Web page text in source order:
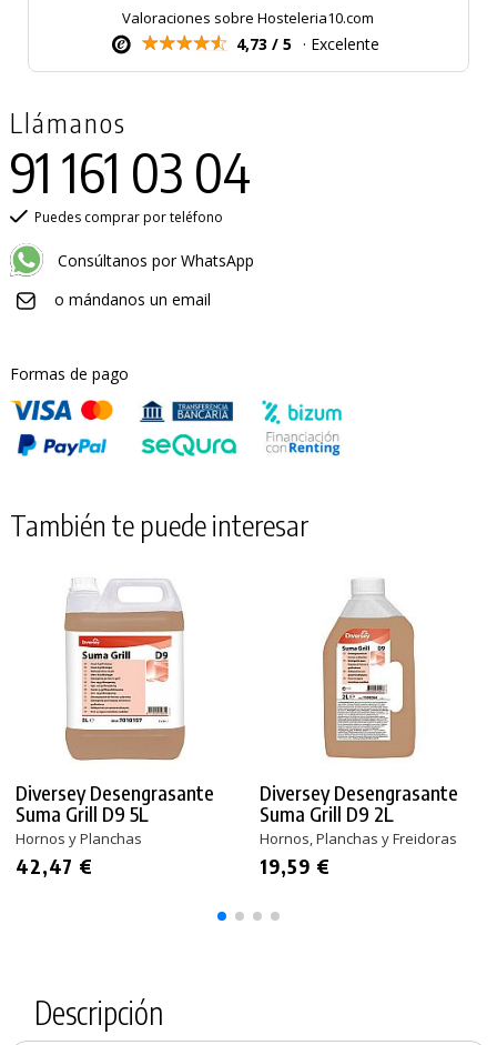
Valoraciones sobre Hosteleria10.com
4,73 / 5 · Excelente
Llámanos
91 161 03 04
Puedes comprar por teléfono
Consúltanos por WhatsApp
o mándanos un email
Formas de pago
También te puede interesar
Diversey Desengrasante
Suma Grill D9 5L
Hornos y Planchas
42,47 €
Diversey Desengrasante
Suma Grill D9 2L
Hornos, Planchas y Freidoras
19,59 €
Descripción